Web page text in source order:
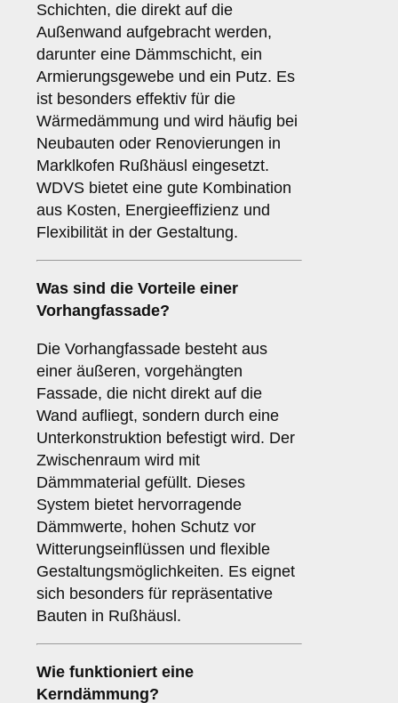
Schichten, die direkt auf die
Außenwand aufgebracht werden,
darunter eine Dämmschicht, ein
Armierungsgewebe und ein Putz. Es
ist besonders effektiv für die
Wärmedämmung und wird häufig bei
Neubauten oder Renovierungen in
Marklkofen Rußhäusl eingesetzt.
WDVS bietet eine gute Kombination
aus Kosten, Energieeffizienz und
Flexibilität in der Gestaltung.
Was sind die Vorteile einer
Vorhangfassade?
Die Vorhangfassade besteht aus
einer äußeren, vorgehängten
Fassade, die nicht direkt auf die
Wand aufliegt, sondern durch eine
Unterkonstruktion befestigt wird. Der
Zwischenraum wird mit
Dämmmaterial gefüllt. Dieses
System bietet hervorragende
Dämmwerte, hohen Schutz vor
Witterungseinflüssen und flexible
Gestaltungsmöglichkeiten. Es eignet
sich besonders für repräsentative
Bauten in Rußhäusl.
Wie funktioniert eine
Kerndämmung?